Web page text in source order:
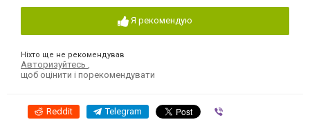
Я рекомендую
Ніхто ще не рекомендував
Авторизуйтесь
щоб оцінити і порекомендувати
Reddit Telegram